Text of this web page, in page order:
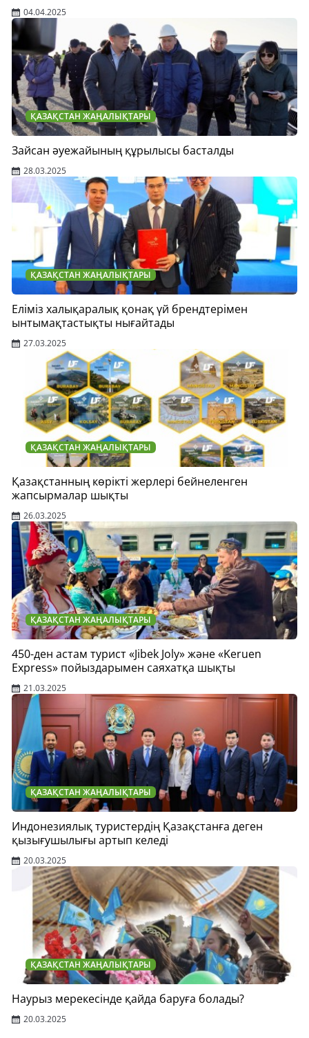
04.04.2025
ҚАЗАҚСТАН ЖАҢАЛЫҚТАРЫ
Зайсан әуежайының құрылысы басталды
28.03.2025
ҚАЗАҚСТАН ЖАҢАЛЫҚТАРЫ
Еліміз халықаралық қонақ үй брендтерімен
ынтымақтастықты нығайтады
27.03.2025
ҚАЗАҚСТАН ЖАҢАЛЫҚТАРЫ
Қазақстанның көрікті жерлері бейнеленген
жапсырмалар шықты
26.03.2025
ҚАЗАҚСТАН ЖАҢАЛЫҚТАРЫ
450-ден астам турист «Jibek Joly» және «Keruen
Express» пойыздарымен саяхатқа шықты
21.03.2025
ҚАЗАҚСТАН ЖАҢАЛЫҚТАРЫ
Индонезиялық туристердің Қазақстанға деген
қызығушылығы артып келеді
20.03.2025
ҚАЗАҚСТАН ЖАҢАЛЫҚТАРЫ
Наурыз мерекесінде қайда баруға болады?
20.03.2025